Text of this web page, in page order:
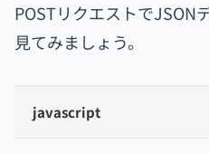
POSTリクエストでJSON
見てみましょう。
javascript